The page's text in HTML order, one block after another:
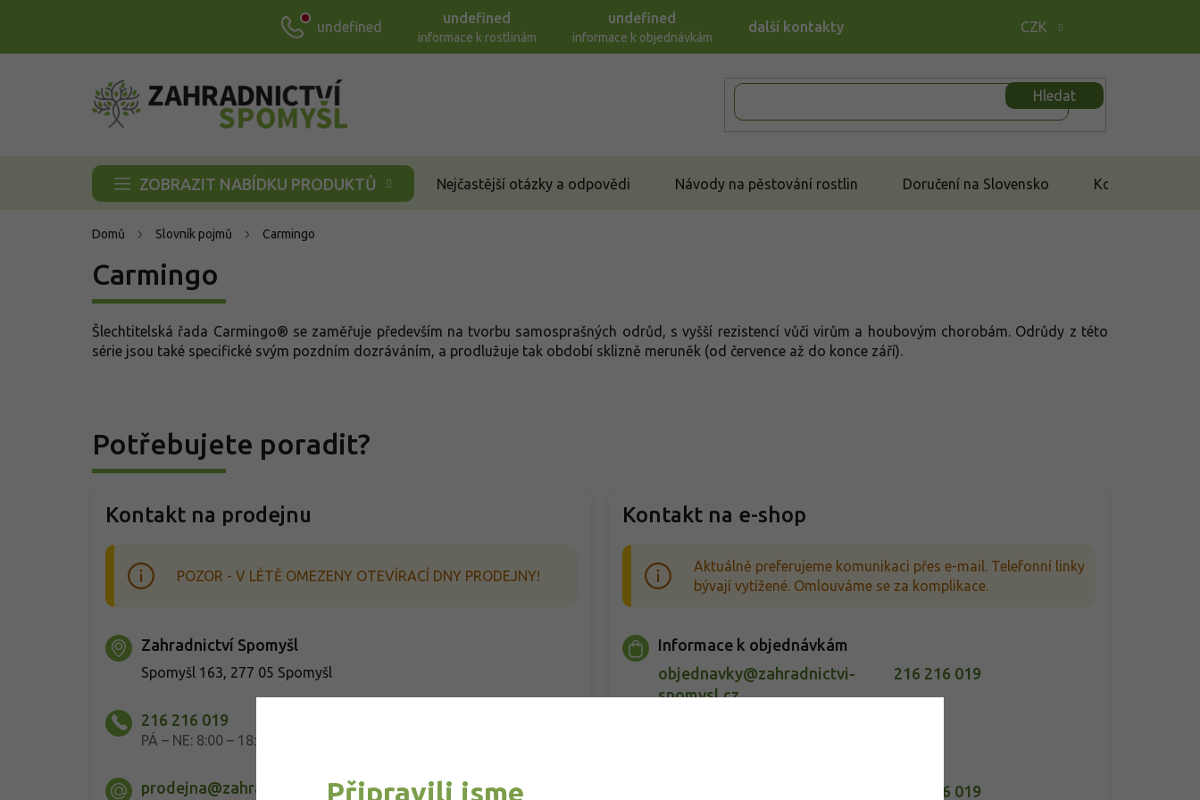
CZK
undefined
undefined
informace k rostlinám
undefined
informace k objednávkám
další kontakty
Hledat
ZOBRAZIT NABÍDKU PRODUKTŮ Nejčastější otázky a odpovědi Návody na pěstování rostlin Doručení na Slovensko Kontakt
Domů Slovník pojmů Carmingo
Carmingo
Šlechtitelská řada Carmingo® se zaměřuje především na tvorbu samosprašných odrůd, s vyšší rezistencí vůči virům a houbovým chorobám. Odrůdy z této
série jsou také specifické svým pozdním dozráváním, a prodlužuje tak období sklizně meruněk (od července až do konce září).
Potřebujete poradit?
Kontakt na prodejnu
POZOR - V LÉTĚ OMEZENY OTEVÍRACÍ DNY PRODEJNY!
Zahradnictví Spomyšl
Spomyšl 163, 277 05 Spomyšl
216 216 019
PÁ – NE: 8:00 – 18:00
prodejna@zahradnictvi-spomysl.cz
Kontakt na e-shop
Aktuálně preferujeme komunikaci přes e-mail. Telefonní linky
bývají vytížené. Omlouváme se za komplikace.
Informace k objednávkám
objednavky@zahradnictvi-
spomysl.cz
216 216 019
216 216 019
Připravili jsme